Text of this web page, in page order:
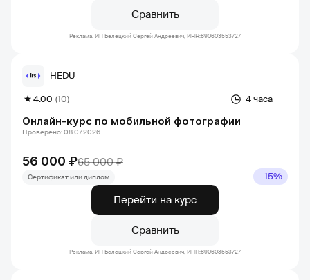
Сравнить
Реклама. ИП Белецкий Сергей Андреевич, ИНН:890603553727
Онлайн-курс по мобильной фотографии
4 часа
4.00 (10)
HEDU
56 000 ₽65 000 ₽
Проверено: 08.07.2026
Сертификат или диплом - 15%
Перейти на курс
Сравнить
Реклама. ИП Белецкий Сергей Андреевич, ИНН:890603553727